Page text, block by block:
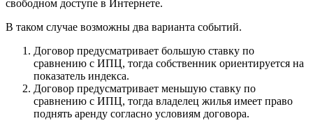
свободном доступе в Интернете.
В таком случае возможны два варианта событий.
Договор предусматривает большую ставку по
сравнению с ИПЦ, тогда собственник ориентируется на
показатель индекса.
Договор предусматривает меньшую ставку по
сравнению с ИПЦ, тогда владелец жилья имеет право
поднять аренду согласно условиям договора.